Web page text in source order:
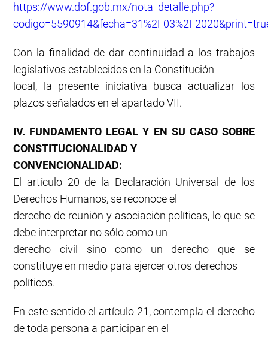
https://www.dof.gob.mx/nota_detalle.php?
Con la finalidad de dar continuidad a los trabajos
legislativos establecidos en la Constitución
local, la presente iniciativa busca actualizar los
plazos señalados en el apartado VII.
IV. FUNDAMENTO LEGAL Y EN SU CASO SOBRE
CONSTITUCIONALIDAD Y
CONVENCIONALIDAD:
El artículo 20 de la Declaración Universal de los
Derechos Humanos, se reconoce el
derecho de reunión y asociación políticas, lo que se
debe interpretar no sólo como un
derecho civil sino como un derecho que se
constituye en medio para ejercer otros derechos
políticos.
En este sentido el artículo 21, contempla el derecho
de toda persona a participar en el